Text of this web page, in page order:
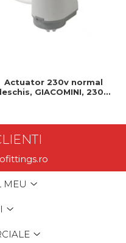
Actuator 230v normal
GIACOMINI, 230v,
MEU